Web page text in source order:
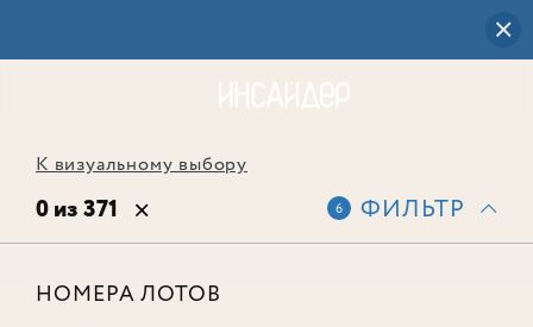
К визуальному выбору
0 из 371 6 ФИЛЬТР
НОМЕРА ЛОТОВ